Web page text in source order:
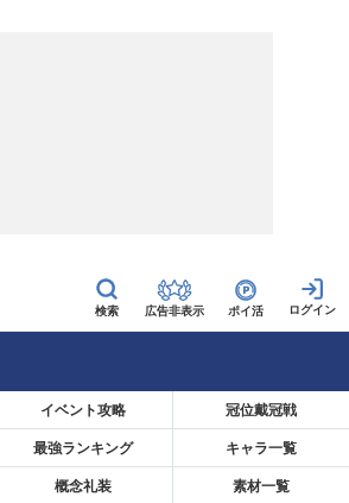
広告非表示 ポイ活
イベント攻略 冠位戴冠戦
最強ランキング キャラ一覧
概念礼装 素材一覧